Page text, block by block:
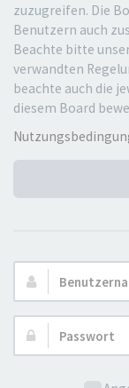
zuzugreifen. Die
Benutzern auch
Beachte bitte
verwandten
beachte auch die
diesem Board
Benutzername:
Passwort: